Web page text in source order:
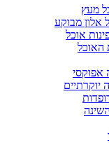
מעץ
אלון מבוקע
אוכל
האוכל
אפוקסי
יוקרתיים